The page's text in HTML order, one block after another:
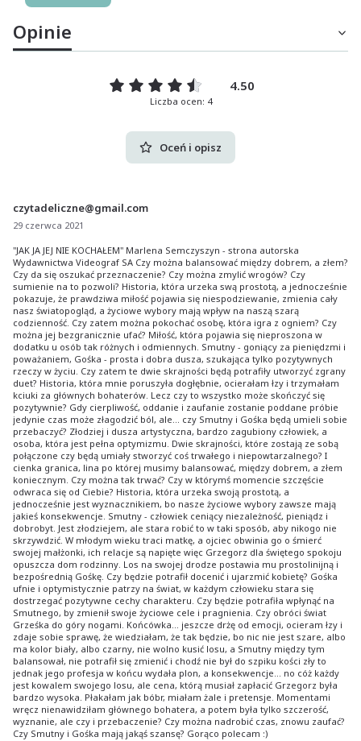
Opinie
4.50
Liczba ocen: 4
Oceń i opisz
czytadeliczne@gmail.com
29 czerwca 2021
"JAK JA JEJ NIE KOCHAŁEM" Marlena Semczyszyn - strona autorska
Wydawnictwa Videograf SA Czy można balansować między dobrem, a złem?
Czy da się oszukać przeznaczenie? Czy można zmylić wrogów? Czy
sumienie na to pozwoli? Historia, która urzeka swą prostotą, a jednocześnie
pokazuje, że prawdziwa miłość pojawia się niespodziewanie, zmienia cały
nasz światopogląd, a życiowe wybory mają wpływ na naszą szarą
codzienność. Czy zatem można pokochać osobę, która igra z ogniem? Czy
można jej bezgranicznie ufać? Miłość, która pojawia się nieproszona w
dodatku u osób tak różnych i odmiennych. Smutny - goniący za pieniędzmi i
poważaniem, Gośka - prosta i dobra dusza, szukająca tylko pozytywnych
rzeczy w życiu. Czy zatem te dwie skrajności będą potrafiły utworzyć zgrany
duet? Historia, która mnie poruszyła dogłębnie, ocierałam łzy i trzymałam
kciuki za głównych bohaterów. Lecz czy to wszystko może skończyć się
pozytywnie? Gdy cierpliwość, oddanie i zaufanie zostanie poddane próbie
jedynie czas może złagodzić ból, ale... czy Smutny i Gośka będą umieli sobie
przebaczyć? Złodziej i dusza artystyczna, bardzo zagubiony człowiek, a
osoba, która jest pełna optymizmu. Dwie skrajności, które zostają ze sobą
połączone czy będą umiały stworzyć coś trwałego i niepowtarzalnego? I
cienka granica, lina po której musimy balansować, między dobrem, a złem
koniecznym. Czy można tak trwać? Czy w którymś momencie szczęście
odwraca się od Ciebie? Historia, która urzeka swoją prostotą, a
jednocześnie jest wyznacznikiem, bo nasze życiowe wybory zawsze mają
jakieś konsekwencje. Smutny - człowiek ceniący niezależność, pieniądz i
dobrobyt. Jest złodziejem, ale stara robić to w taki sposób, aby nikogo nie
skrzywdzić. W młodym wieku traci matkę, a ojciec obwinia go o śmierć
swojej małżonki, ich relacje są napięte więc Grzegorz dla świętego spokoju
opuszcza dom rodzinny. Los na swojej drodze postawia mu prostolinijną i
bezpośrednią Gośkę. Czy będzie potrafił docenić i ujarzmić kobietę? Gośka
ufnie i optymistycznie patrzy na świat, w każdym człowieku stara się
dostrzegać pozytywne cechy charakteru. Czy będzie potrafiła wpłynąć na
Smutnego, by zmienił swoje życiowe cele i pragnienia. Czy obróci świat
Grześka do góry nogami. Końcówka... jeszcze drżę od emocji, ocieram łzy i
zdaje sobie sprawę, że wiedziałam, że tak będzie, bo nic nie jest szare, albo
ma kolor biały, albo czarny, nie wolno kusić losu, a Smutny między tym
balansował, nie potrafił się zmienić i chodź nie był do szpiku kości zły to
jednak jego profesja w końcu wydała plon, a konsekwencje... no cóż każdy
jest kowalem swojego losu, ale cena, którą musiał zapłacić Grzegorz była
bardzo wysoka. Płakałam jak bóbr, miałam żale i pretensje. Momentami
wręcz nienawidziłam głównego bohatera, a potem była tylko szczerość,
wyznanie, ale czy i przebaczenie? Czy można nadrobić czas, znowu zaufać?
Czy Smutny i Gośka mają jakąś szansę? Gorąco polecam :)